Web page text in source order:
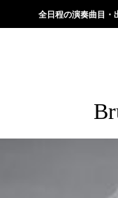
全日程の演奏曲目・